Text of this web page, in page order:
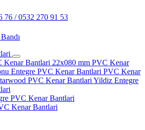
76 / 0532 270 91 53
Kenar Bantlari 22x080 mm PVC Kenar
Entegre PVC Kenar Bantlari PVC Kenar
PVC Kenar Bantlari Yildiz Entegre
PVC Kenar Bantlari
Kenar Bantlari